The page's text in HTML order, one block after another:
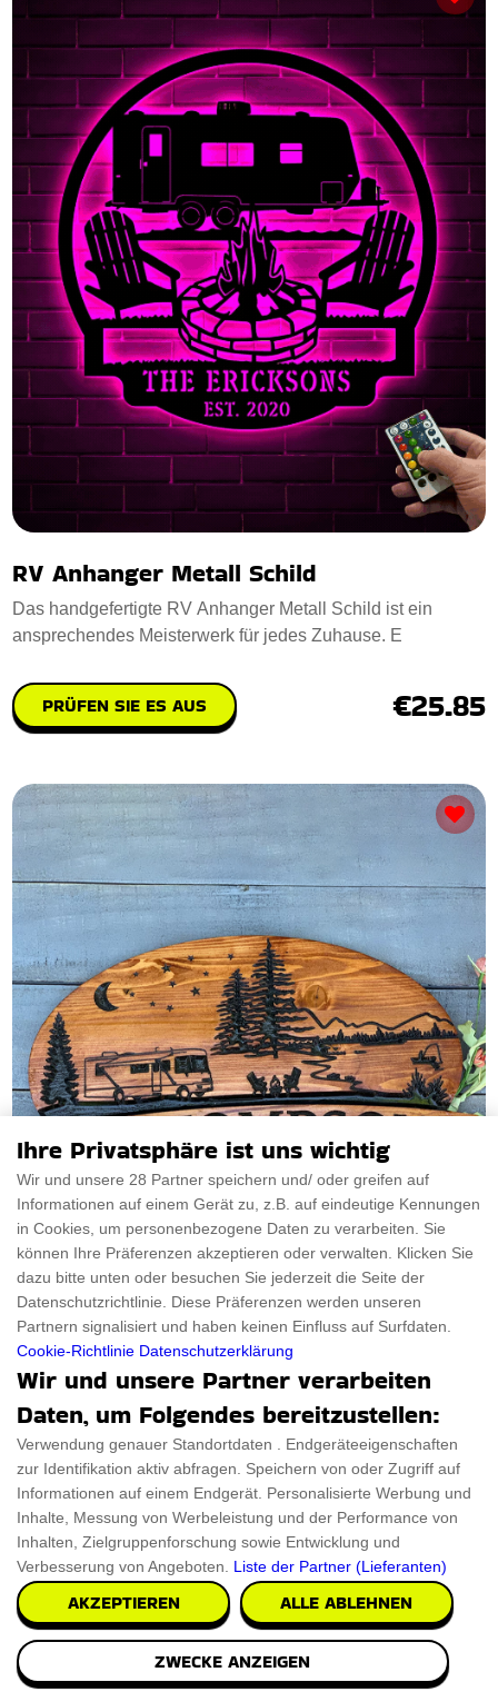
RV Anhanger Metall Schild
Das handgefertigte RV Anhanger Metall Schild ist ein
ansprechendes Meisterwerk für jedes Zuhause. E
PRÜFEN SIE ES AUS €25.85
Personalisiertes Graviertes Wohnmobil
Zeichen
Wir stellen das handgefertigte, Personalisiertes Graviertes
Wohnmobil Zeichen vor, das die Außensei
PRÜFEN SIE ES AUS €73.60
Ihre Privatsphäre ist uns wichtig
Wir und unsere 28 Partner speichern und/ oder greifen auf
Informationen auf einem Gerät zu, z.B. auf eindeutige Kennungen
in Cookies, um personenbezogene Daten zu verarbeiten. Sie
können Ihre Präferenzen akzeptieren oder verwalten. Klicken Sie
dazu bitte unten oder besuchen Sie jederzeit die Seite der
Datenschutzrichtlinie. Diese Präferenzen werden unseren
Partnern signalisiert und haben keinen Einfluss auf Surfdaten.
Cookie-Richtlinie Datenschutzerklärung
Wir und unsere Partner verarbeiten
Daten, um Folgendes bereitzustellen:
Verwendung genauer Standortdaten . Endgeräteeigenschaften
zur Identifikation aktiv abfragen. Speichern von oder Zugriff auf
Informationen auf einem Endgerät. Personalisierte Werbung und
Inhalte, Messung von Werbeleistung und der Performance von
Inhalten, Zielgruppenforschung sowie Entwicklung und
Verbesserung von Angeboten. Liste der Partner (Lieferanten)
AKZEPTIEREN ALLE ABLEHNEN
ZWECKE ANZEIGEN